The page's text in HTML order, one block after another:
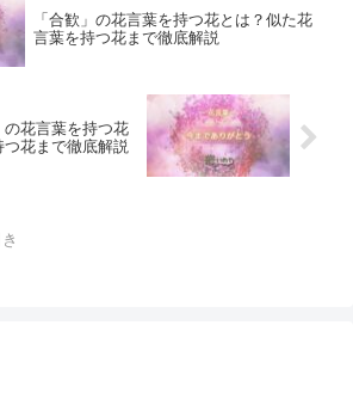
「合歓」の花言葉を持つ花とは？似た花
言葉を持つ花まで徹底解説
の花言葉を持つ花
つ花まで徹底解説